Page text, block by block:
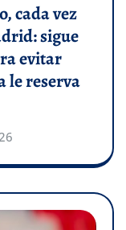
cada vez
sigue
evitar
le reserva